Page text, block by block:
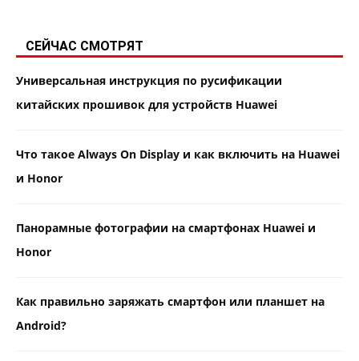
СЕЙЧАС СМОТРЯТ
Универсальная инструкция по русификации
китайских прошивок для устройств Huawei
Что такое Always On Display и как включить на Huawei
и Honor
Панорамные фотографии на смартфонах Huawei и
Honor
Как правильно заряжать смартфон или планшет на
Android?